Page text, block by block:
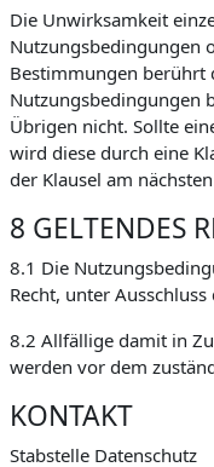
Die Unwirksamkeit
Nutzungsbedingungen
Bestimmungen berührt
Nutzungsbedingungen
Übrigen nicht. Sollte
wird diese durch eine
der Klausel am
8 GELTENDES
8.1 Die
Recht, unter
8.2 Allfällige damit in
werden vor dem
KONTAKT
Stabstelle Datenschutz